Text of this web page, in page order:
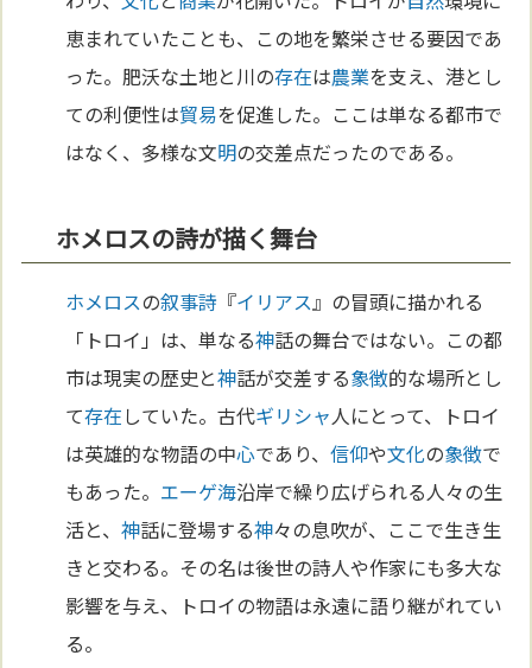
恵まれていたことも、この地を繁栄させる要因であ
った。肥沃な土地と川の存在は農業を支え、港とし
ての利便性は貿易を促進した。ここは単なる都市で
はなく、多様な文明の交差点だったのである。
ホメロスの詩が描く舞台
ホメロスの叙事詩 『イリアス』の冒頭に描かれる
「トロイ」は、単なる神話の舞台ではない。この都
市は現実の歴史と神話が交差する象徴的な場所とし
て存在していた。古代ギリシャ人にとって、トロイ
は英雄的な物語の中心であり、信仰や文化の象徴で
もあった。 エーゲ海沿岸で繰り広げられる人々の生
活と、神話に登場する神々の息吹が、ここで生き生
きと交わる。その名は後世の詩人や作家にも多大な
影響を与え、トロイの物語は永遠に語り継がれてい
る。